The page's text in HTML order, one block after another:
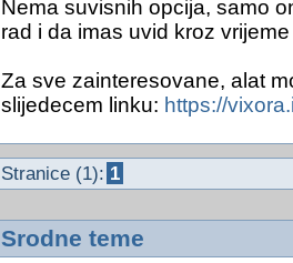
Nema suvisnih opcija, samo
rad i da imas uvid kroz
Za sve zainteresovane, alat
slijedecem linku: https://
Stranice (1): 1
Srodne teme